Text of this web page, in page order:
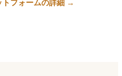
フォームの詳細 →